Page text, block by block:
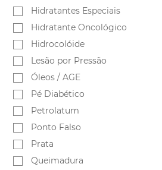
Hidratantes Especiais
Hidratante Oncológico
Hidrocolóide
Lesão por Pressão
Óleos / AGE
Pé Diabético
Petrolatum
Ponto Falso
Prata
Queimadura